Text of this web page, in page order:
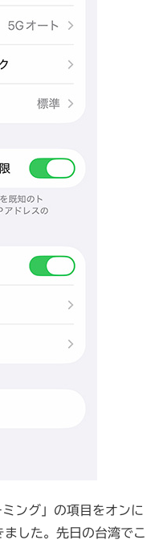
ング」の項目をオンに
した。先日の台湾でこ